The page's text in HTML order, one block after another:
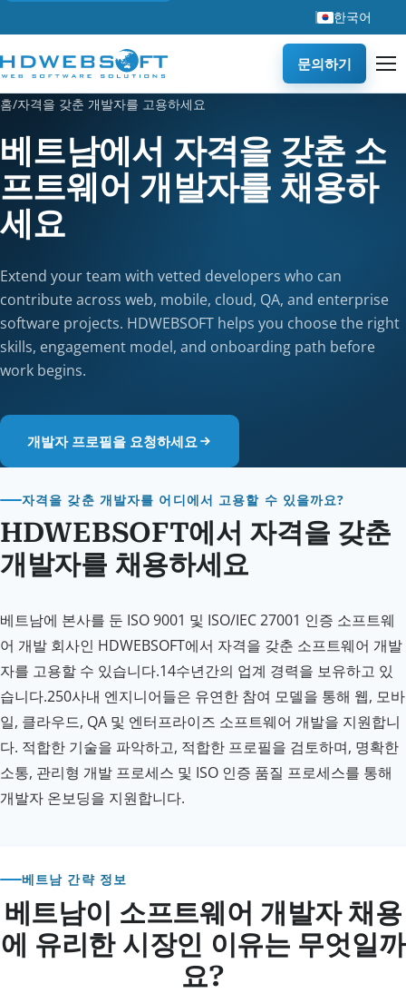
한국어
문의하기
홈/자격을 갖춘 개발자를 고용하세요
베트남에서 자격을 갖춘 소
프트웨어 개발자를 채용하
세요
Extend your team with vetted developers who can
contribute across web, mobile, cloud, QA, and enterprise
software projects. HDWEBSOFT helps you choose the right
skills, engagement model, and onboarding path before
work begins.
개발자 프로필을 요청하세요
자격을 갖춘 개발자를 어디에서 고용할 수 있을까요?
HDWEBSOFT에서 자격을 갖춘
개발자를 채용하세요
베트남에 본사를 둔 ISO 9001 및 ISO/IEC 27001 인증 소프트웨
어 개발 회사인 HDWEBSOFT에서 자격을 갖춘 소프트웨어 개발
자를 고용할 수 있습니다.14수년간의 업계 경력을 보유하고 있
습니다.250사내 엔지니어들은 유연한 참여 모델을 통해 웹, 모바
일, 클라우드, QA 및 엔터프라이즈 소프트웨어 개발을 지원합니
다. 적합한 기술을 파악하고, 적합한 프로필을 검토하며, 명확한
소통, 관리형 개발 프로세스 및 ISO 인증 품질 프로세스를 통해
개발자 온보딩을 지원합니다.
베트남 간략 정보
베트남이 소프트웨어 개발자 채용
에 유리한 시장인 이유는 무엇일까
요?